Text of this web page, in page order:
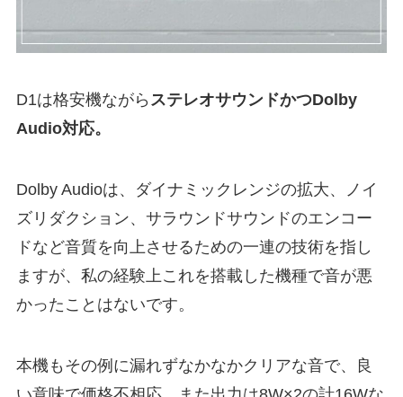
D1は格安機ながら ステレオサウンドかつDolby
Audio対応。
Dolby Audioは、ダイナミックレンジの拡大、ノイ
ズリダクション、サラウンドサウンドのエンコー
ドなど音質を向上させるための一連の技術を指し
ますが、私の経験上これを搭載した機種で音が悪
かったことはないです。
本機もその例に漏れずなかなかクリアな音で、良